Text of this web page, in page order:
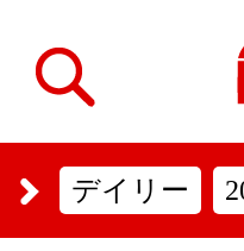
デイリー